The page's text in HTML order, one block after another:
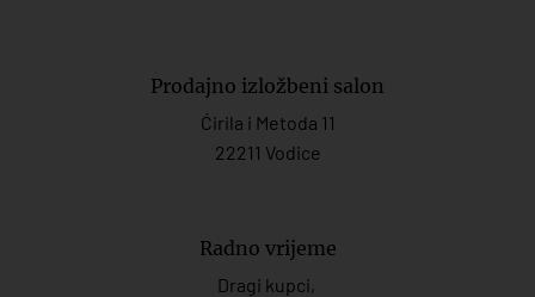
Prodajno izložbeni salon
Ćirila i Metoda 11
22211 Vodice
Radno vrijeme
Dragi kupci,